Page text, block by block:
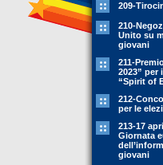
209-
210-
Unito su
giovani
211-
2023” per
“Spirit of
212-
per le
213-17
Giornata
giovani